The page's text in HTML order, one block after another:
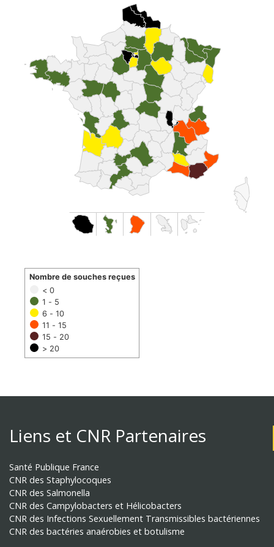
< 0
1 - 5
6 - 10
11 - 15
15 - 20
> 20
Nombre de souches reçues
Liens et CNR Partenaires
Santé Publique France
CNR des Staphylocoques
CNR des Salmonella
CNR des Campylobacters et Hélicobacters
CNR des Infections Sexuellement Transmissibles bactériennes
CNR des bactéries anaérobies et botulisme